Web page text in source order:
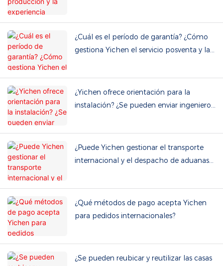
¿Cuál es el período de garantía? ¿Cómo
gestiona Yichen el servicio posventa y las
¿Yichen ofrece orientación para la
instalación? ¿Se pueden enviar ingenieros
¿Puede Yichen gestionar el transporte
internacional y el despacho de aduanas?
¿Qué métodos de pago acepta Yichen
para pedidos internacionales?
¿Se pueden reubicar y reutilizar las casas